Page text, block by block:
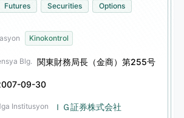
Futures Securities Options
Kinokontrol
Blg. 関東財務局長（金商）第255号
09-30
Institusyon ＩＧ証券株式会社